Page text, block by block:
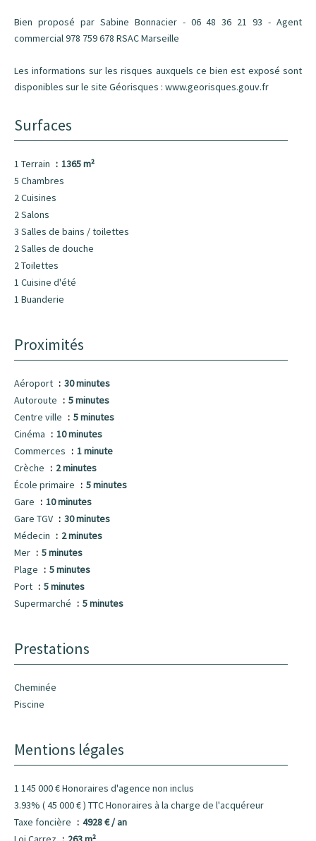
Bien proposé par Sabine Bonnacier - 06 48 36 21 93 - Agent
commercial 978 759 678 RSAC Marseille
Les informations sur les risques auxquels ce bien est exposé sont
disponibles sur le site Géorisques : www.georisques.gouv.fr
Surfaces
1 Terrain
1365 m²
5 Chambres
2 Cuisines
2 Salons
3 Salles de bains / toilettes
2 Salles de douche
2 Toilettes
1 Cuisine d'été
1 Buanderie
Proximités
Aéroport
30 minutes
Autoroute
5 minutes
Centre ville
5 minutes
Cinéma
10 minutes
Commerces
1 minute
Crèche
2 minutes
École primaire
5 minutes
Gare
10 minutes
Gare TGV
30 minutes
Médecin
2 minutes
Mer
5 minutes
Plage
5 minutes
Port
5 minutes
Supermarché
5 minutes
Prestations
Cheminée
Piscine
Mentions légales
1 145 000 € Honoraires d'agence non inclus
3.93% ( 45 000 € ) TTC Honoraires à la charge de l'acquéreur
Taxe foncière
4928 € / an